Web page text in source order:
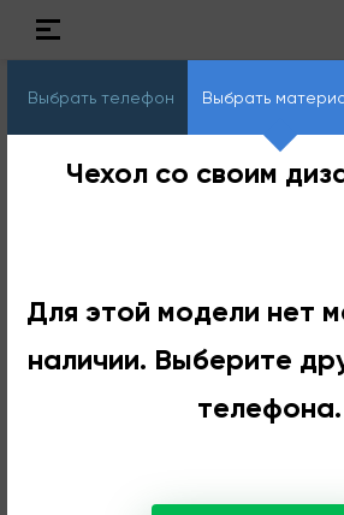
Выбрать телефон Выбрать
Чехол со своим
Для этой модели нет
наличии. Выберите
телефона.